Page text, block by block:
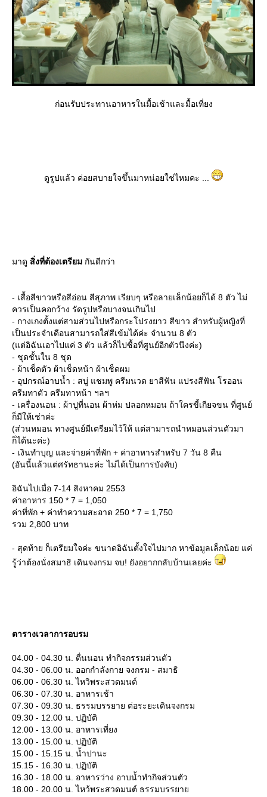
ก่อนรับประทานอาหารในมื้อเช้าและมื้อเที่ยง
ดูรูปแล้ว ค่อยสบายใจขึ้นมาหน่อยใช่ไหมคะ ...
มาดู สิ่งที่ต้องเตรียม กันดีกว่า
- เสื้อสีขาวหรือสีอ่อน สีสุภาพ เรียบๆ หรือลายเล็กน้อยก็ได้ 8 ตัว ไม่
ควรเป็นคอกว้าง รัดรูปหรือบางจนเกินไป
- กางเกงตั้งแต่สามส่วนไปหรือกระโปรงยาว สีขาว สำหรับผู้หญิงที่
เป็นประจำเดือนสามารถใส่สีเข้มได้ค่ะ จำนวน 8 ตัว
(แต่อิฉันเอาไปแค่ 3 ตัว แล้วก็ไปซื้อที่ศูนย์อีกตัวนึงค่ะ)
- ชุดชั้นใน 8 ชุด
- ผ้าเช็ดตัว ผ้าเช็ดหน้า ผ้าเช็ดผม
- อุปกรณ์อาบน้ำ : สบู่ แชมพู ครีมนวด ยาสีฟัน แปรงสีฟัน โรออน
ครีมทาตัว ครีมทาหน้า ฯลฯ
- เครื่องนอน : ผ้าปูที่นอน ผ้าห่ม ปลอกหมอน ถ้าใครขี้เกียจขน ที่ศูนย์
ก็มีให้เช่าค่ะ
(ส่วนหมอน ทางศูนย์มีเตรียมไว้ให้ แต่สามารถนำหมอนส่วนตัวมา
ก็ได้นะค่ะ)
- เงินทำบุญ และจ่ายค่าที่พัก + ค่าอาหารสำหรับ 7 วัน 8 คืน
(อันนี้แล้วแต่ศรัทธานะค่ะ ไม่ได้เป็นการบังคับ)
อิฉันไปเมื่อ 7-14 สิงหาคม 2553
ค่าอาหาร 150 * 7 = 1,050
ค่าที่พัก + ค่าทำความสะอาด 250 * 7 = 1,750
รวม 2,800 บาท
- สุดท้าย ก็เตรียมใจค่ะ ขนาดอิฉันตั้งใจไปมาก หาข้อมูลเล็กน้อย แค่
รู้ว่าต้องนั่งสมาธิ เดินจงกรม จบ! ยังอยากกลับบ้านเลยค่ะ
ตารางเวลาการอบรม
04.00 - 04.30 น. ตื่นนอน ทำกิจกรรมส่วนตัว
04.30 - 06.00 น. ออกกำลังกาย จงกรม - สมาธิ
06.00 - 06.30 น. ไหวิพระสวดมนต์
06.30 - 07.30 น. อาหารเช้า
07.30 - 09.30 น. ธรรมบรรยาย ต่อระยะเดินจงกรม
09.30 - 12.00 น. ปฏิบัติ
12.00 - 13.00 น. อาหารเที่ยง
13.00 - 15.00 น. ปฏิบัติ
15.00 - 15.15 น. น้ำปานะ
15.15 - 16.30 น. ปฏิบัติ
16.30 - 18.00 น. อาหารว่าง อาบน้ำทำกิจส่วนตัว
18.00 - 20.00 น. ไหว้พระสวดมนต์ ธรรมบรรยา